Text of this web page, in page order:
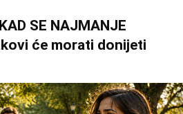
SE NAJMANJE
će morati donijeti